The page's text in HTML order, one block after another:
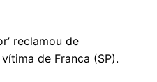
reclamou de
de Franca (SP).